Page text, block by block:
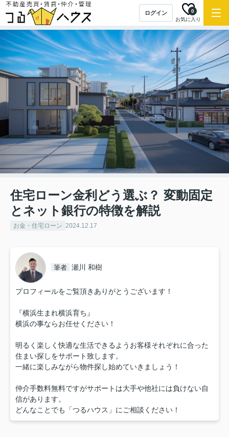
ログイン
お気に入り
0
住宅ローン金利どう選ぶ？ 変動固定
とネット銀行の特徴を解説
お金・住宅ローン 2024.12.17
筆者 瀬川 和樹
プロフィールをご覧頂きありがとうございます！
『横浜生まれ横浜育ち』
横浜の事ならお任せください！
明るく楽しく快適な生活できるようお客様それぞれに合った
住まい探しをサポート致します。
一緒に楽しみながら物件探し始めていきましょう！
仲介手数料無料ですがサポートは大手や他社には負けない自
信があります。
どんなことでも「つるハウス」にご相談ください！